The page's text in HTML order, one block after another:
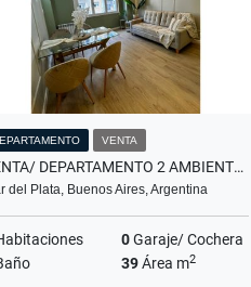
VENTA
VENTA/ DEPARTAMENTO 2 AMBIENTES A LA CALLE / MAR DEL PLATA
del Plata, Buenos Aires, Argentina
0Garaje/ Cochera
39Área m2